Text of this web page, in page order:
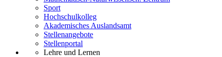
Sport
Hochschulkolleg
Akademisches Auslandsamt
Stellenangebote
Stellenportal
Lehre und Lernen